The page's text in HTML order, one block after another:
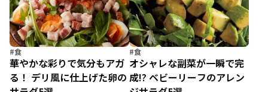
#食
華やかな彩りで気分もアガ
る！ デリ風に仕上げた卵の
#食
オシャレな副菜が一瞬で完
成!? ベビーリーフのアレン